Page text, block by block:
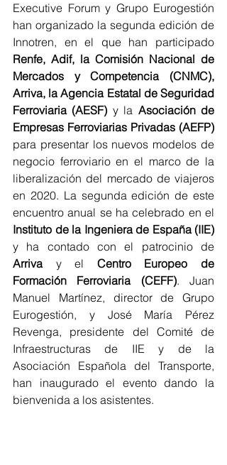
Executive Forum y Grupo Eurogestión
han organizado la segunda edición de
Innotren, en el que han participado
Renfe, Adif, la Comisión Nacional de
Mercados y Competencia (CNMC),
Arriva, la Agencia Estatal de Seguridad
Ferroviaria (AESF) y la Asociación de
para presentar los nuevos modelos de
negocio ferroviario en el marco de la
liberalización del mercado de viajeros
en 2020. La segunda edición de este
Arriva y el Centro Europeo de
Formación Ferroviaria (CEFF). Juan
Manuel Martínez, director de Grupo
Eurogestión, y José María Pérez
Revenga, presidente del Comité de
Infraestructuras de IIE y de la
Asociación Española del Transporte,
han inaugurado el evento dando la
bienvenida a los asistentes.